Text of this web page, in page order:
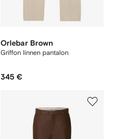
Orlebar Brown
Griffon linnen pantalon
345 €